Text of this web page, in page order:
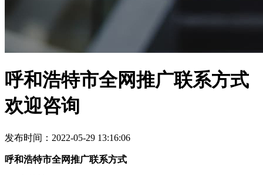
呼和浩特市全网推广联系方式
欢迎咨询
发布时间：2022-05-29 13:16:06
呼和浩特市全网推广联系方式